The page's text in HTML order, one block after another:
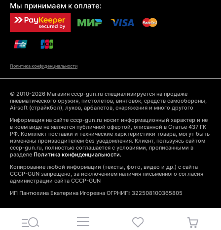
Мы принимаем к оплате:
Политика конфиденциальности
© 2010-2026 Магазин cccp-gun.ru специализируется на продаже
пневматического оружия, пистолетов, винтовок, средств самообороны,
Airsoft (страйкбол), луков, арбалетов, снаряжения и много другого
Информация на сайте cccp-gun.ru носит информационный характер и не
в коем виде не является публичной офертой, описанной в Статье 437 ГК
РФ. Комплект поставки и технические харктеристики товара, могут быть
изменены производителем без уведомления. Клиент, пользуясь сайтом
cccp-gun.ru, полностью соглашается с условиями, прописанными в
разделе Политика конфиденциальности.
Копирование любой информации (тексты, фото, видео и др.) с сайта
CCCP-GUN запрещено, за исключением наличия письменного согласия
администрации сайта CCCP-GUN
ИП Пантюхина Екатерина Игоревна ОГРНИП: 322508100365805